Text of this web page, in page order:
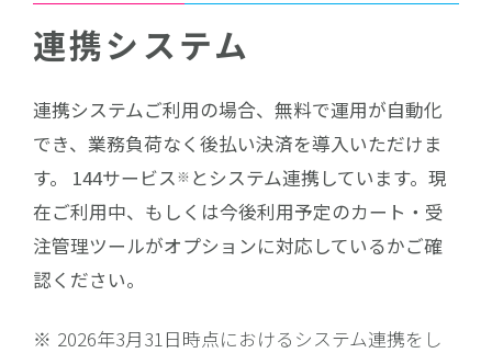
連携システム
連携システムご利用の場合、無料で運用が自動化
でき、業務負荷なく後払い決済を導入いただけま
す。
144サービス※ とシステム連携しています。現
在ご利用中、もしくは今後利用予定のカート・受
注管理ツールがオプションに対応しているかご確
認ください。
2026年3月31日時点におけるシステム連携をし